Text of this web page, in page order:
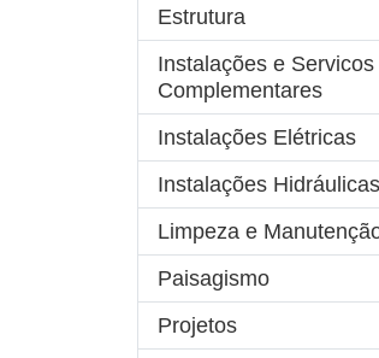
Estrutura
Instalações e Servicos
Complementares
Instalações Elétricas
Instalações Hidráulicas
Limpeza e
Paisagismo
Projetos